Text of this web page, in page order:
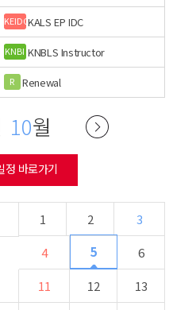
KEIDCKALS EP IDC
KNBI KNBLS Instructor
R Renewal
10월
정 바로가기
1 2
3
4
5
6
11 12
13